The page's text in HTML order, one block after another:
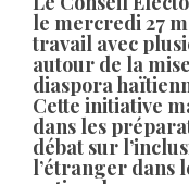
le mercredi 27
travail avec
autour de la
diaspora
Cette initiative
dans les
débat sur
l’étranger dans